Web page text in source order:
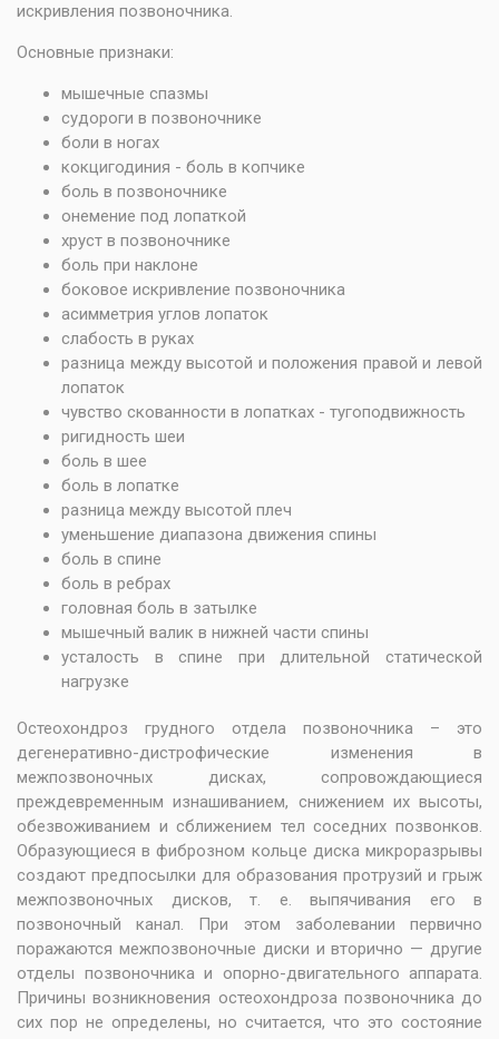
искривления позвоночника.
Основные признаки:
мышечные спазмы
судороги в позвоночнике
боли в ногах
кокцигодиния - боль в копчике
боль в позвоночнике
онемение под лопаткой
хруст в позвоночнике
боль при наклоне
боковое искривление позвоночника
асимметрия углов лопаток
слабость в руках
разница между высотой и положения правой и левой
лопаток
чувство скованности в лопатках - тугоподвижность
ригидность шеи
боль в шее
боль в лопатке
разница между высотой плеч
уменьшение диапазона движения спины
боль в спине
боль в ребрах
головная боль в затылке
мышечный валик в нижней части спины
усталость в спине при длительной статической
нагрузке
Остеохондроз грудного отдела позвоночника – это
дегенеративно-дистрофические изменения в
межпозвоночных дисках, сопровождающиеся
преждевременным изнашиванием, снижением их высоты,
обезвоживанием и сближением тел соседних позвонков.
Образующиеся в фиброзном кольце диска микроразрывы
создают предпосылки для образования протрузий и грыж
межпозвоночных дисков, т. е. выпячивания его в
позвоночный канал. При этом заболевании первично
поражаются межпозвоночные диски и вторично — другие
отделы позвоночника и опорно-двигательного аппарата.
Причины возникновения остеохондроза позвоночника до
сих пор не определены, но считается, что это состояние